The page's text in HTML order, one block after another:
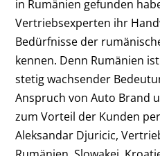
in Rumänien gefunden
Vertriebsexperten ihr
Bedürfnisse der
kennen. Denn Rumänien
stetig wachsender
Anspruch von Auto Brand
zum Vorteil der Kunden
Aleksandar Djuricic,